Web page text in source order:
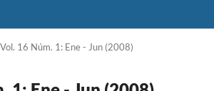
Vol. 16 Núm. 1: Ene - Jun (2008)